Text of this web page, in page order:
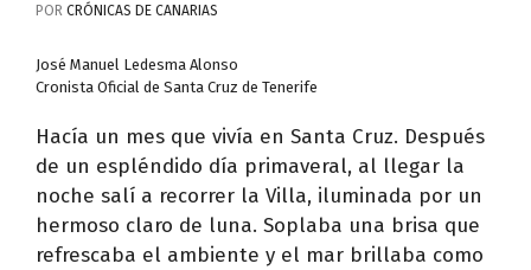
POR CRÓNICAS DE CANARIAS
José Manuel Ledesma Alonso
Cronista Oficial de Santa Cruz de Tenerife
Hacía un mes que vivía en Santa Cruz. Después
de un espléndido día primaveral, al llegar la
noche salí a recorrer la Villa, iluminada por un
hermoso claro de luna. Soplaba una brisa que
refrescaba el ambiente y el mar brillaba como